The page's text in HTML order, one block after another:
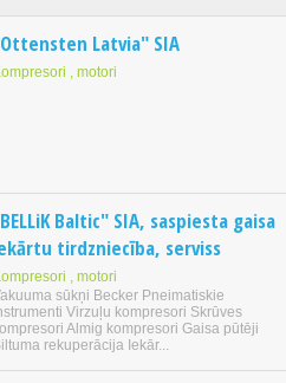
Latvia" SIA
, motori
Baltic" SIA, saspiesta gaisa
tirdzniecība, serviss
, motori
sūkņi Becker Pneimatiskie
Virzuļu kompresori Skrūves
Almig kompresori Gaisa pūtēji
rekuperācija Iekār...